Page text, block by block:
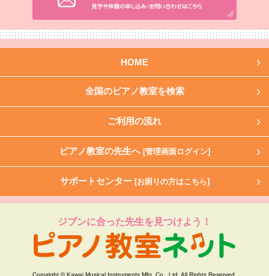
HOME
全国のピアノ教室を検索
ご利用の流れ
ピアノ教室の先生へ [管理画面ログイン]
サポートセンター [お困りの方はこちら]
ジブンに合った先生を見つけよう！
Copyright © Kawai Musical Instruments Mfg. Co., Ltd. All Rights Reserved.